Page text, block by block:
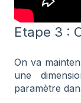
Etape 3 :
On va
une
paramètre